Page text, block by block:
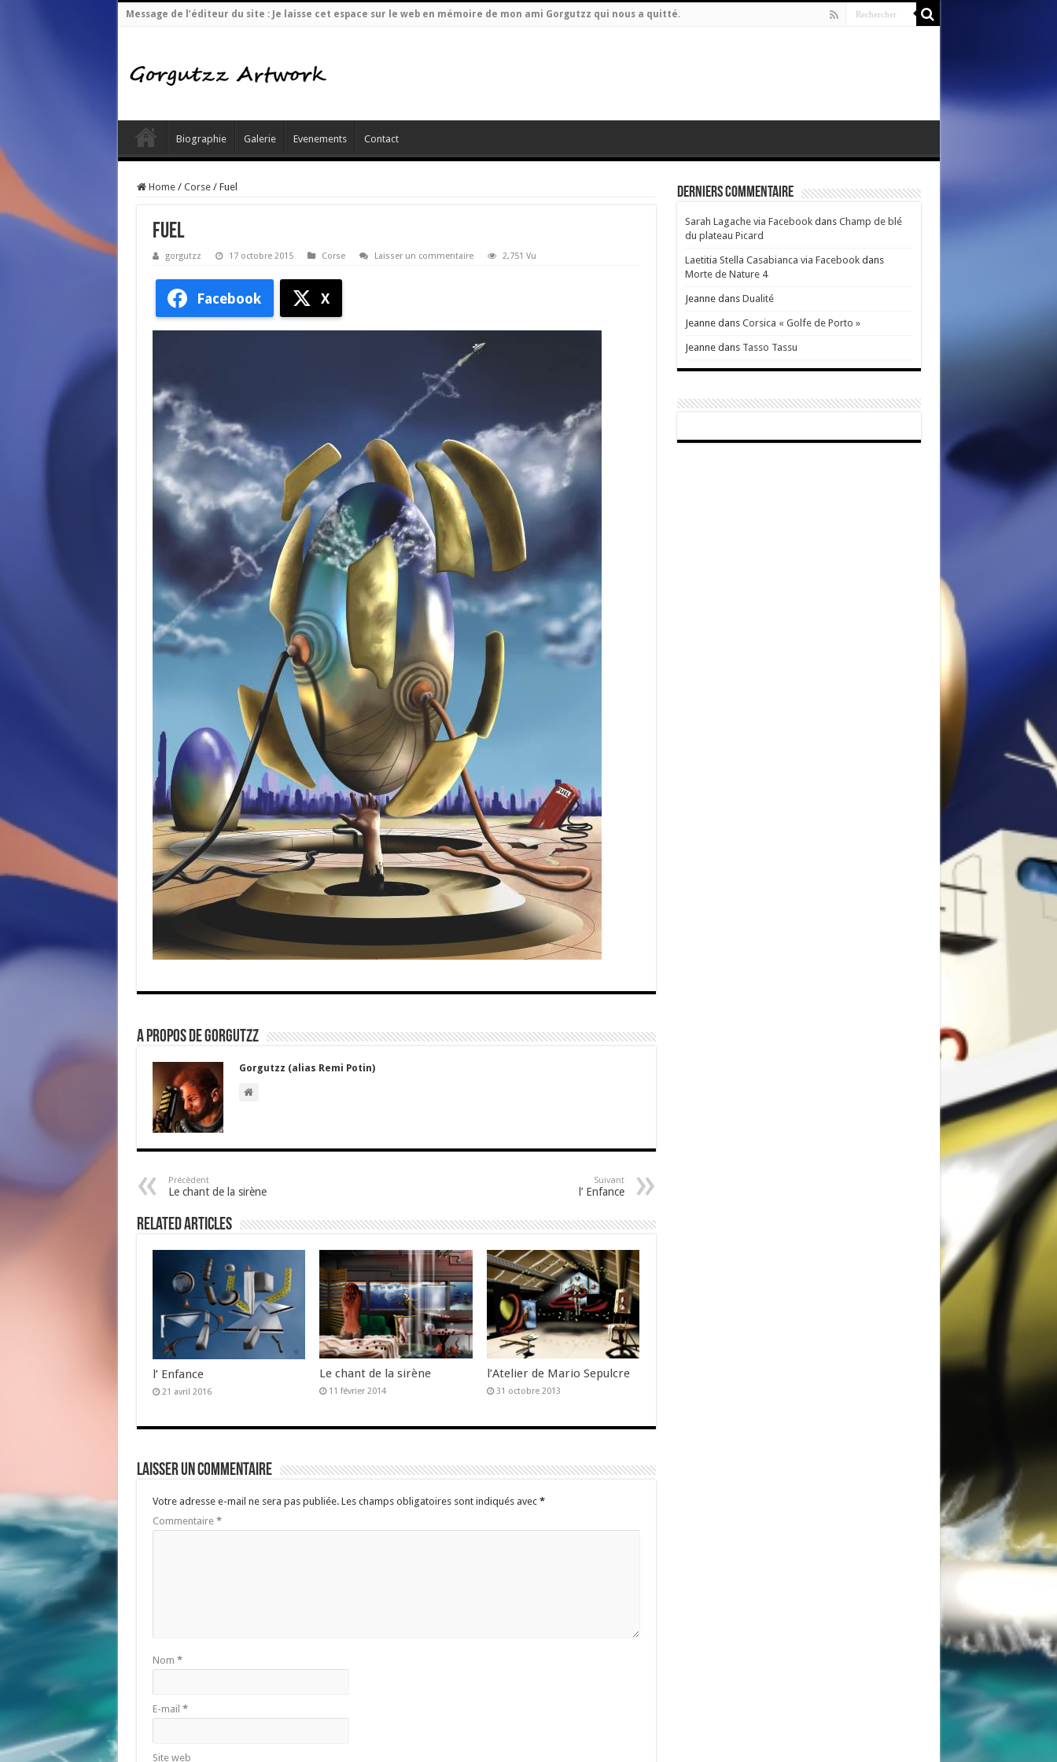
Message de l’éditeur du site : Je laisse cet espace sur le web en mémoire de mon ami Gorgutzz qui nous a quitté.
Biographie Galerie Evenements Contact
Home / Corse / Fuel
Fuel
gorgutzz 17 octobre 2015 Corse Laisser un commentaire 2,751 Vu
Facebook X
A propos de gorgutzz
Gorgutzz (alias Remi Potin)
Précèdent
Le chant de la sirène
Suivant
l’ Enfance
Related Articles
l’ Enfance
21 avril 2016
Le chant de la sirène
11 février 2014
l’Atelier de Mario Sepulcre
31 octobre 2013
Laisser un commentaire
Votre adresse e-mail ne sera pas publiée. Les champs obligatoires sont indiqués avec *
Commentaire *
Nom *
E-mail *
Site web
Derniers Commentaire
Sarah Lagache via Facebookdans Champ de blé
du plateau Picard
Laetitia Stella Casabianca via Facebookdans
Morte de Nature 4
Jeannedans Dualité
Jeannedans Corsica « Golfe de Porto »
Jeannedans Tasso Tassu